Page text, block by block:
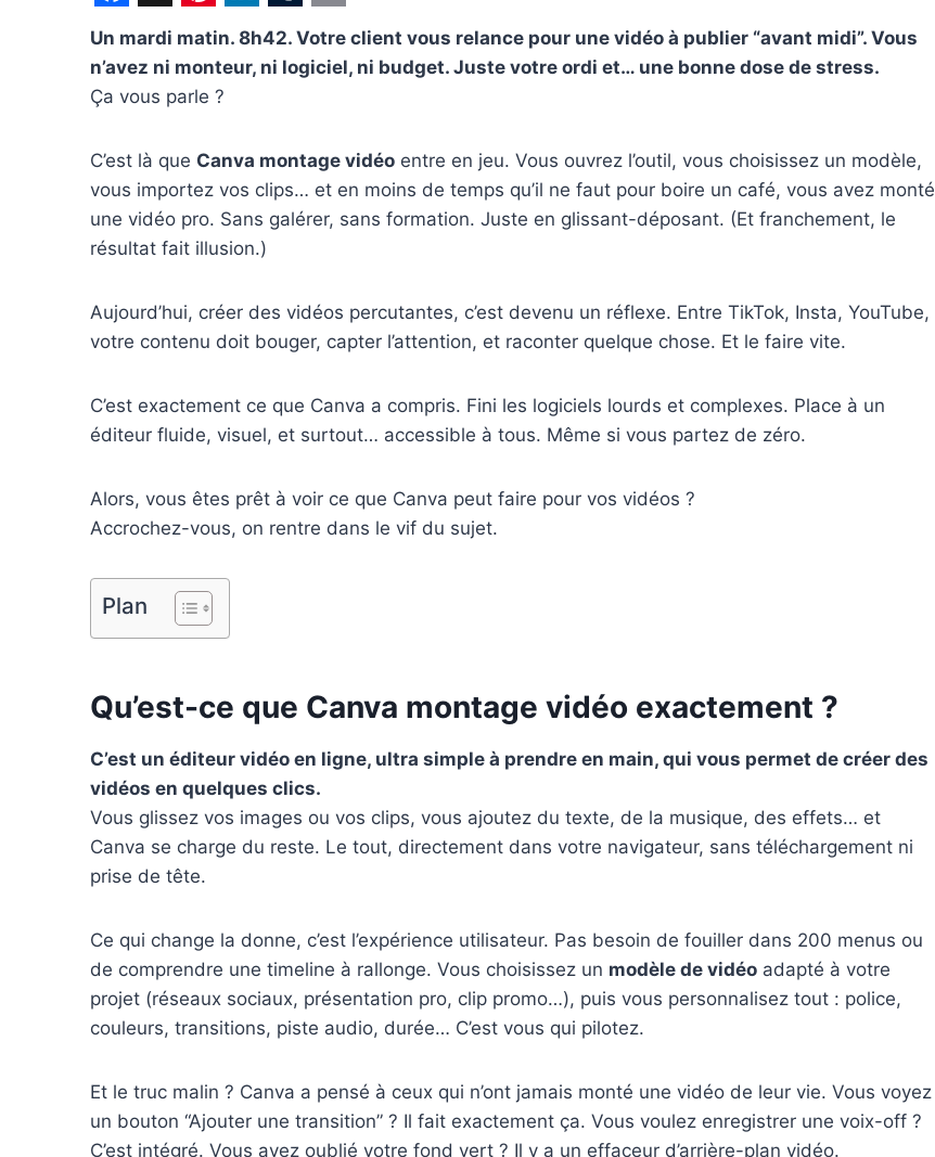
F
a
c
b
o
o
k
X P
i
n
e
r
e
s
t
L
i
e
d
I
n
T
u
l
r
E
m
l
Un mardi matin. 8h42. Votre client vous relance pour une vidéo à publier “avant midi”. Vous
n’avez ni monteur, ni logiciel, ni budget. Juste votre ordi et… une bonne dose de stress.
Ça vous parle ?
C’est là que Canva montage vidéo entre en jeu. Vous ouvrez l’outil, vous choisissez un modèle,
vous importez vos clips… et en moins de temps qu’il ne faut pour boire un café, vous avez monté
une vidéo pro. Sans galérer, sans formation. Juste en glissant-déposant. (Et franchement, le
résultat fait illusion.)
Aujourd’hui, créer des vidéos percutantes, c’est devenu un réflexe. Entre TikTok, Insta, YouTube,
votre contenu doit bouger, capter l’attention, et raconter quelque chose. Et le faire vite.
C’est exactement ce que Canva a compris. Fini les logiciels lourds et complexes. Place à un
éditeur fluide, visuel, et surtout… accessible à tous. Même si vous partez de zéro.
Alors, vous êtes prêt à voir ce que Canva peut faire pour vos vidéos ?
Accrochez-vous, on rentre dans le vif du sujet.
Plan
Qu’est-ce que Canva montage vidéo exactement ?
C’est un éditeur vidéo en ligne, ultra simple à prendre en main, qui vous permet de créer des
vidéos en quelques clics.
Vous glissez vos images ou vos clips, vous ajoutez du texte, de la musique, des effets… et
Canva se charge du reste. Le tout, directement dans votre navigateur, sans téléchargement ni
prise de tête.
Ce qui change la donne, c’est l’expérience utilisateur. Pas besoin de fouiller dans 200 menus ou
de comprendre une timeline à rallonge. Vous choisissez un modèle de vidéo adapté à votre
projet (réseaux sociaux, présentation pro, clip promo…), puis vous personnalisez tout : police,
couleurs, transitions, piste audio, durée… C’est vous qui pilotez.
Et le truc malin ? Canva a pensé à ceux qui n’ont jamais monté une vidéo de leur vie. Vous voyez
un bouton “Ajouter une transition” ? Il fait exactement ça. Vous voulez enregistrer une voix-off ?
C’est intégré. Vous avez oublié votre fond vert ? Il y a un effaceur d’arrière-plan vidéo.